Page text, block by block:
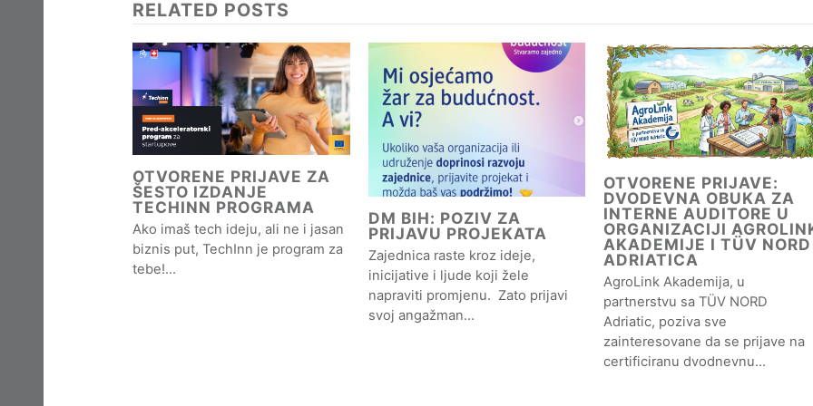
RELATED POSTS
OTVORENE PRIJAVE ZA
ŠESTO IZDANJE
TECHINN PROGRAMA
Ako imaš tech ideju, ali ne i jasan
biznis put, TechInn je program za
tebe!…
DM BIH: POZIV ZA
PRIJAVU PROJEKATA
Zajednica raste kroz ideje,
inicijative i ljude koji žele
napraviti promjenu. Zato prijavi
svoj angažman…
OTVORENE PRIJAVE:
DVODEVNA OBUKA ZA
INTERNE AUDITORE U
ORGANIZACIJI
AKADEMIJE I TÜV NORD
ADRIATICA
AgroLink Akademija, u
partnerstvu sa TÜV NORD
Adriatic, poziva sve
zainteresovane da se prijave na
certificiranu dvodnevnu…